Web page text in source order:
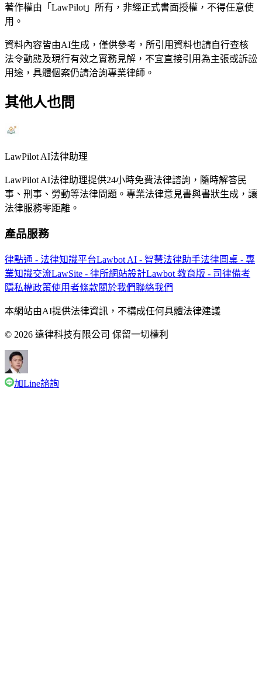
著作權由「LawPilot」所有，非經正式書面授權，不得任意使
用。
資料內容皆由AI生成，僅供參考，所引用資料也請自行查核
法令動態及現行有效之實務見解，不宜直接引用為主張或訴訟
用途，具體個案仍請洽詢專業律師。
其他人也問
LawPilot AI法律助理
LawPilot AI法律助理提供24小時免費法律諮詢，隨時解答民
事、刑事、勞動等法律問題。專業法律意見書與書狀生成，讓
法律服務零距離。
產品服務
律點通 - 法律知識平台Lawbot AI - 智慧法律助手法律圓桌 - 專
業知識交流LawSite - 律所網站設計Lawbot 教育版 - 司律備考
隱私權政策使用者條款關於我們聯絡我們
本網站由AI提供法律資訊，不構成任何具體法律建議
© 2026 遠律科技有限公司 保留一切權利
加Line諮詢